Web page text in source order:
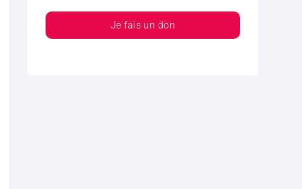
Je fais un don